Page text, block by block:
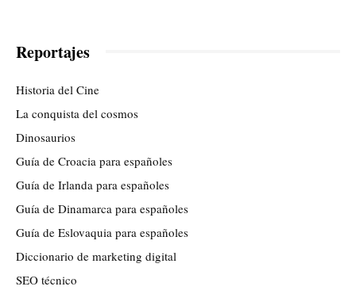
Reportajes
Historia del Cine
La conquista del cosmos
Dinosaurios
Guía de Croacia para españoles
Guía de Irlanda para españoles
Guía de Dinamarca para españoles
Guía de Eslovaquia para españoles
Diccionario de marketing digital
SEO técnico